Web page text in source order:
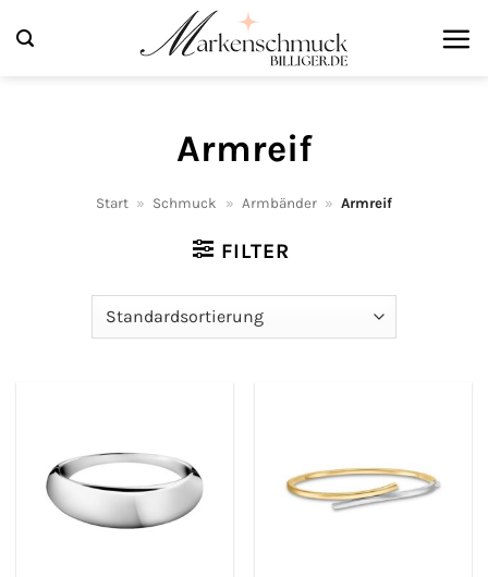
Inhalt
Armreif
Start » Schmuck » Armbänder » Armreif
FILTER